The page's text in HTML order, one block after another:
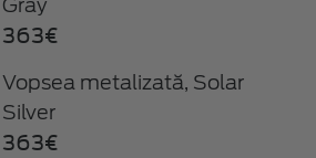
Gray
363€
Vopsea metalizată, Solar
Silver
363€